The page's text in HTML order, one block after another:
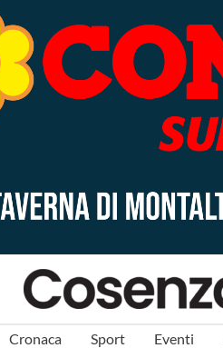
Cronaca Sport Eventi